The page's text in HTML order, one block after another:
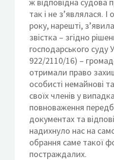
так і не з’являлася. І
року, нарешті,
звістка – згідно
господарського суду
922/2110/16) –
отримали право
особисті немайнові
своїх членів у
повноваження
документах та
надихнуло нас на
обрання саме такої
постраждалих.